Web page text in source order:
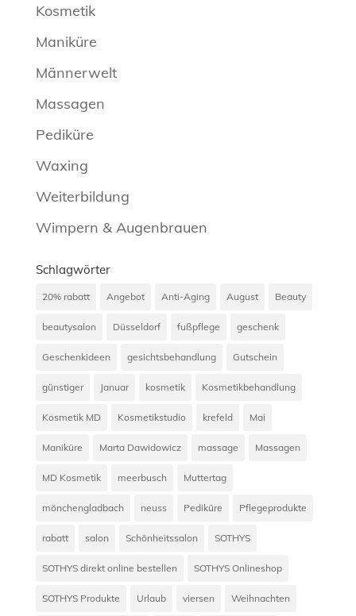
Kosmetik
Maniküre
Männerwelt
Massagen
Pediküre
Waxing
Weiterbildung
Wimpern & Augenbrauen
Schlagwörter
20% rabatt Angebot Anti-Aging August Beauty
beautysalon Düsseldorf fußpflege geschenk
Geschenkideen gesichtsbehandlung Gutschein
günstiger Januar kosmetik Kosmetikbehandlung
Kosmetik MD Kosmetikstudio krefeld Mai
Maniküre Marta Dawidowicz massage Massagen
MD Kosmetik meerbusch Muttertag
mönchengladbach neuss Pediküre Pflegeprodukte
rabatt salon Schönheitssalon SOTHYS
SOTHYS direkt online bestellen SOTHYS Onlineshop
SOTHYS Produkte Urlaub viersen Weihnachten